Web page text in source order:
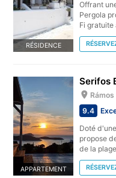
RÉSIDENCE
Offrant
Pergola
Fi gratuite
APPARTEMENT
Serifos
Rámos
9.4
Doté
propose
de la